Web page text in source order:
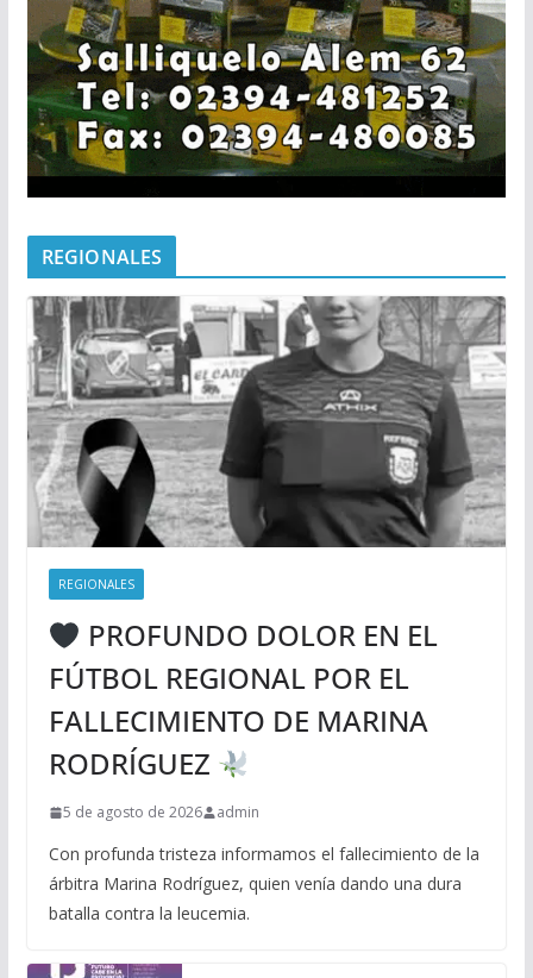
REGIONALES
REGIONALES
PROFUNDO DOLOR EN EL
FÚTBOL REGIONAL POR EL
FALLECIMIENTO DE MARINA
RODRÍGUEZ
5 de agosto de 2026 admin
Con profunda tristeza informamos el fallecimiento de la
árbitra Marina Rodríguez, quien venía dando una dura
batalla contra la leucemia.